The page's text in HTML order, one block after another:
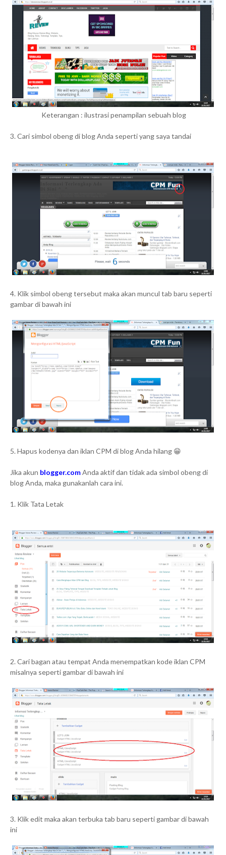
Keterangan : ilustrasi penampilan sebuah blog
3. Cari simbol obeng di blog Anda seperti yang saya tandai
4. Klik simbol obeng tersebut maka akan muncul tab baru seperti
gambar di bawah ini
5. Hapus kodenya dan iklan CPM di blog Anda hilang 😁
Jika akun blogger.comAnda aktif dan tidak ada simbol obeng di
blog Anda, maka gunakanlah cara ini.
1. Klik Tata Letak
2. Cari bagan atau tempat Anda menempatkan kode iklan CPM
misalnya seperti gambar di bawah ini
3. Klik edit maka akan terbuka tab baru seperti gambar di bawah
ini